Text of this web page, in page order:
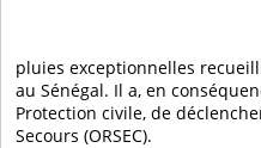
pluies exceptionnelles
au Sénégal. Il a, en
Protection civile, de
Secours (ORSEC).